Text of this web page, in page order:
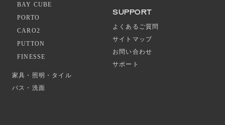
BAY CUBE
PORTO
CARO2
PUTTON
FINESSE
家具・照明・タイル
バス・洗面
SUPPORT
よくあるご質問
サイトマップ
お問い合わせ
サポート